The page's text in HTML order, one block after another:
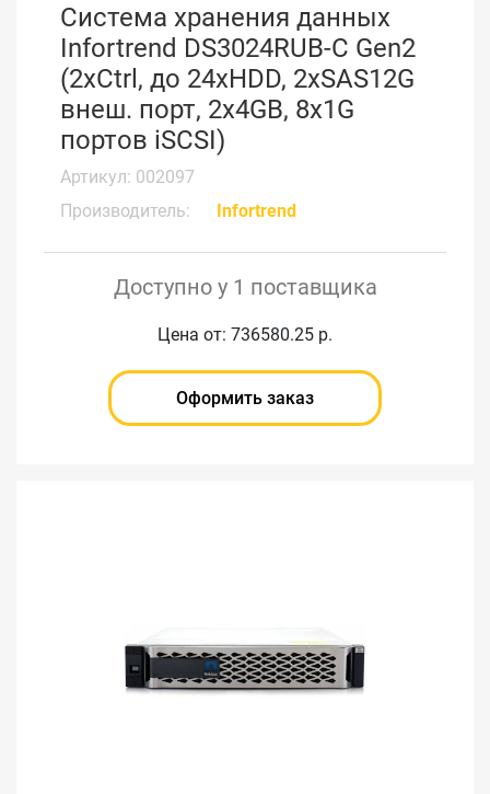
Система хранения данных
Infortrend DS3024RUB-C Gen2
(2xCtrl, до 24xHDD, 2xSAS12G
внеш. порт, 2x4GB, 8x1G
портов iSCSI)
Артикул: 002097
Производитель:
Infortrend
Доступно у 1 поставщика
Цена от: 736580.25 р.
Оформить заказ